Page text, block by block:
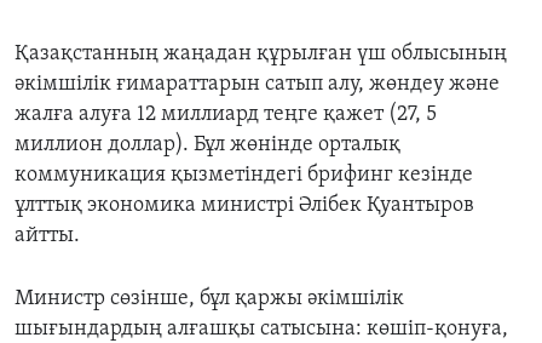
Қазақстанның жаңадан құрылған үш облысының
әкімшілік ғимараттарын сатып алу, жөндеу және
жалға алуға 12 миллиард теңге қажет(27, 5
миллион доллар). Бұл жөнінде орталық
коммуникация қызметіндегі брифинг кезінде
ұлттық экономика министрі Әлібек Қуантыров
айтты.
Министр сөзінше, бұл қаржы әкімшілік
шығындардың алғашқы сатысына: көшіп-қонуға,